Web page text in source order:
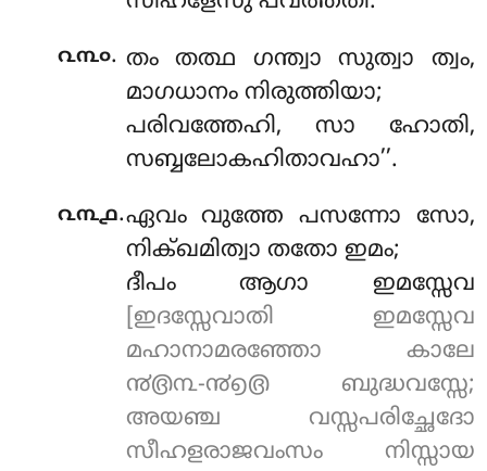
൨൩൦. തം തത്ഥ ഗന്ത്വാ സുത്വാ ത്വം,
മാഗധാനം നിരുത്തിയാ;
പരിവത്തേഹി, സാ ഹോതി,
സബ്ബലോകഹിതാവഹാ’’.
൨൩൧.ഏവം വുത്തേ പസന്നോ സോ,
നിക്ഖമിത്വാ തതോ ഇമം;
ദീപം ആഗാ ഇമസ്സേവ
[ഇദസ്സേവാതി ഇമസ്സേവ
മഹാനാമരഞ്ഞോ കാലേ
൯൫൩-൯൭൫ ബുദ്ധവസ്സേ;
അയഞ്ച വസ്സപരിച്ഛേദോ
സീഹളരാജവംസം നിസ്സായ